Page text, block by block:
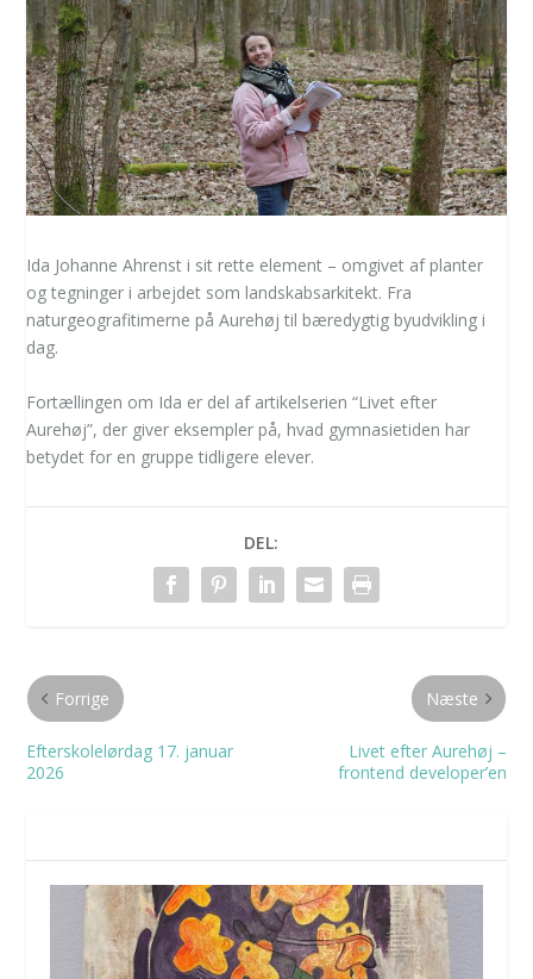
Ida Johanne Ahrenst i sit rette element – omgivet af planter
og tegninger i arbejdet som landskabsarkitekt. Fra
naturgeografitimerne på Aurehøj til bæredygtig byudvikling i
dag.
Fortællingen om Ida er del af artikelserien “Livet efter
Aurehøj”, der giver eksempler på, hvad gymnasietiden har
betydet for en gruppe tidligere elever.
DEL:
Forrige
Efterskolelørdag 17. januar
2026
Næste
Livet efter Aurehøj –
frontend developer’en